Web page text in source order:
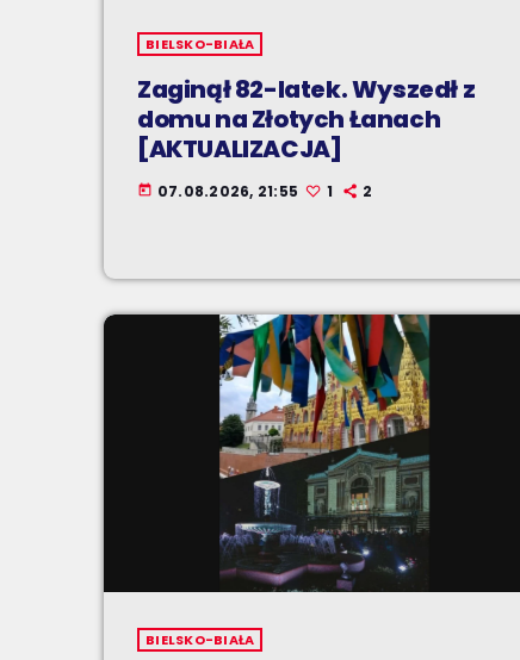
BIELSKO-BIAŁA
Zaginął 82-latek. Wyszedł z
domu na Złotych Łanach
[AKTUALIZACJA]
today 07.08.2026, 21:55 1 2
BIELSKO-BIAŁA